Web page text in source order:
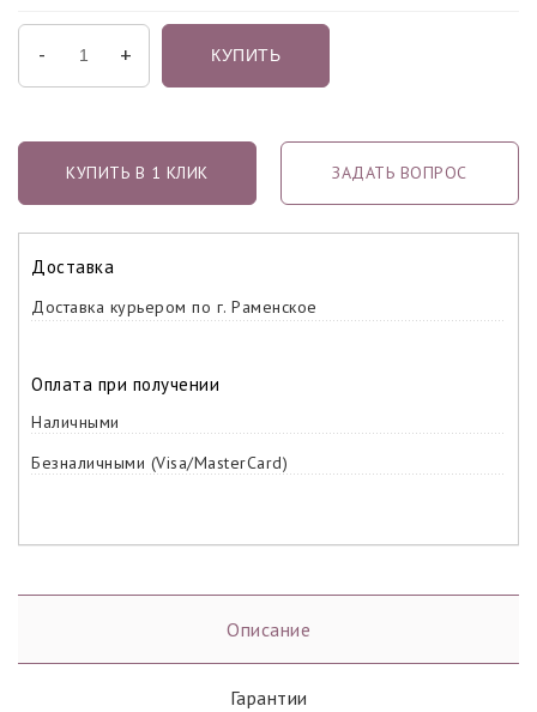
- + КУПИТЬ
КУПИТЬ В 1 КЛИК ЗАДАТЬ ВОПРОС
Доставка
Доставка курьером по г. Раменское
Оплата при получении
Наличными
Безналичными (Visa/MasterCard)
Описание
Гарантии